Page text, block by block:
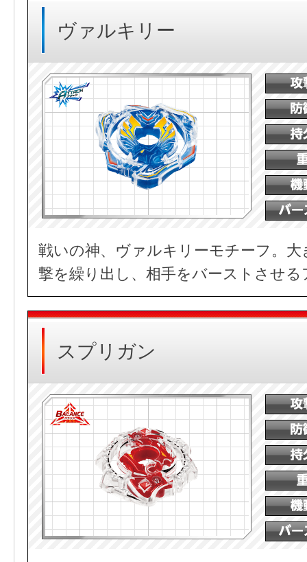
ヴァルキリー
戦いの神、ヴァルキリーモチーフ。
撃を繰り出し、相手をバーストさせ
スプリガン